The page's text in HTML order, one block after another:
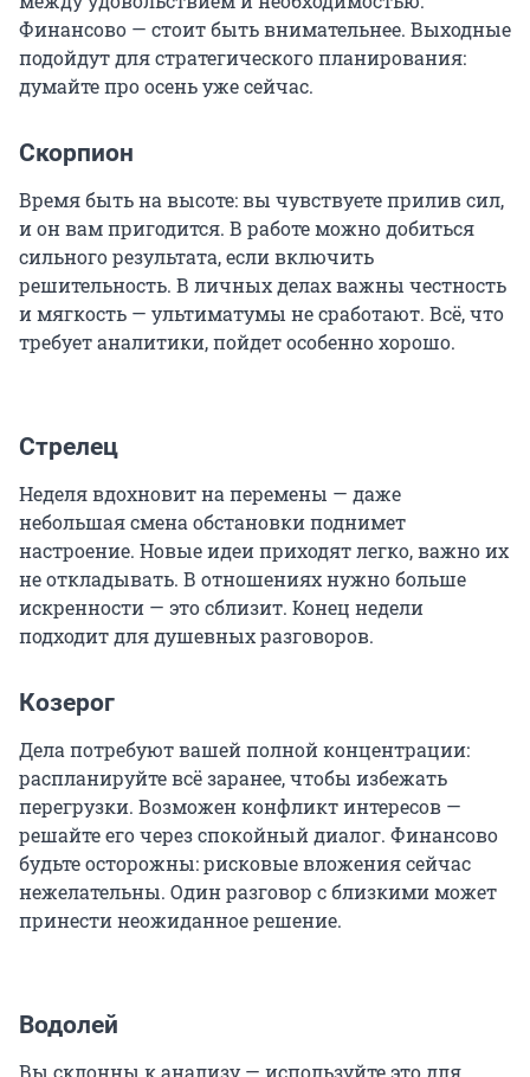
Финансово — стоит быть внимательнее. Выходные
подойдут для стратегического планирования:
думайте про осень уже сейчас.
Скорпион
Время быть на высоте: вы чувствуете прилив сил,
и он вам пригодится. В работе можно добиться
сильного результата, если включить
решительность. В личных делах важны честность
и мягкость — ультиматумы не сработают. Всё, что
требует аналитики, пойдет особенно хорошо.
Стрелец
Неделя вдохновит на перемены — даже
небольшая смена обстановки поднимет
настроение. Новые идеи приходят легко, важно их
не откладывать. В отношениях нужно больше
искренности — это сблизит. Конец недели
подходит для душевных разговоров.
Козерог
Дела потребуют вашей полной концентрации:
распланируйте всё заранее, чтобы избежать
перегрузки. Возможен конфликт интересов —
решайте его через спокойный диалог. Финансово
будьте осторожны: рисковые вложения сейчас
нежелательны. Один разговор с близкими может
принести неожиданное решение.
Водолей
Вы склонны к анализу — используйте это для